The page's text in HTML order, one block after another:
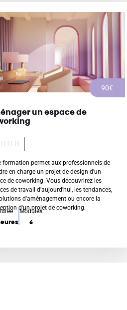
90€
un espace de
  
t
é
0
s
5
formation permet aux professionnels de
en charge un projet de design d'un
de coworking. Vous découvrirez les
de travail d'aujourd'hui, les tendances,
d'aménagement ou encore la
d'un projet de coworking.
Modules
6